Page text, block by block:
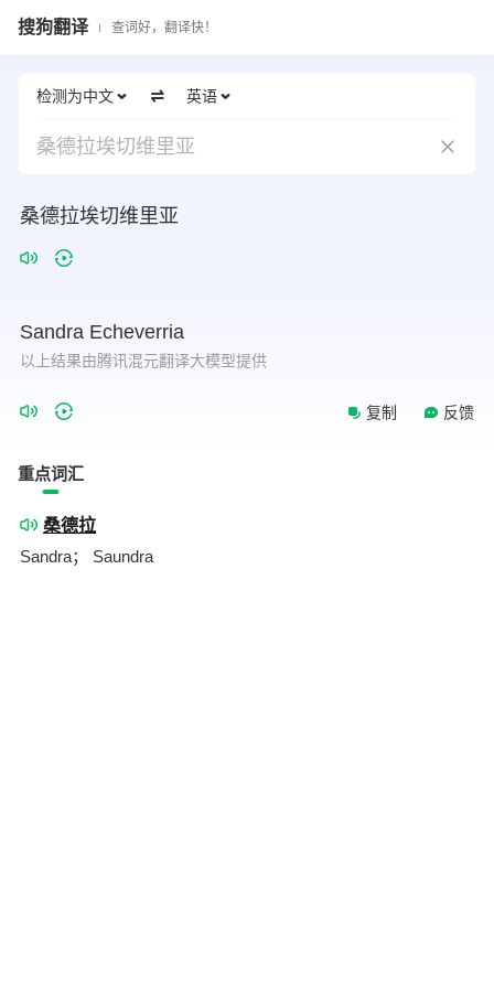
搜狗翻译 查词好，翻译快！
检测为中文 英语
桑德拉埃切维里亚
桑德拉埃切维里亚
Sandra Echeverria
以上结果由腾讯混元翻译大模型提供
复制 反馈
重点词汇
桑德拉
Sandra； Saundra